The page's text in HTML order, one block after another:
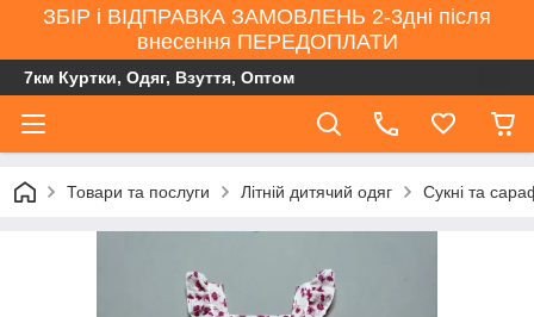
ЗБІР і ВІДПРАВКА ЗАМОВЛЕНЬ 2-3дні після
внесення ПЕРЕДОПЛАТИ
7км Куртки, Одяг, Взуття, Оптом
Товари та послуги Літній дитячий одяг Сукні та